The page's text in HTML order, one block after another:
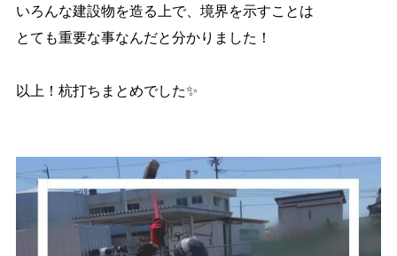
いろんな建設物を造る上で、境界を示すことは
とても重要な事なんだと分かりました！
以上！杭打ちまとめでした✨